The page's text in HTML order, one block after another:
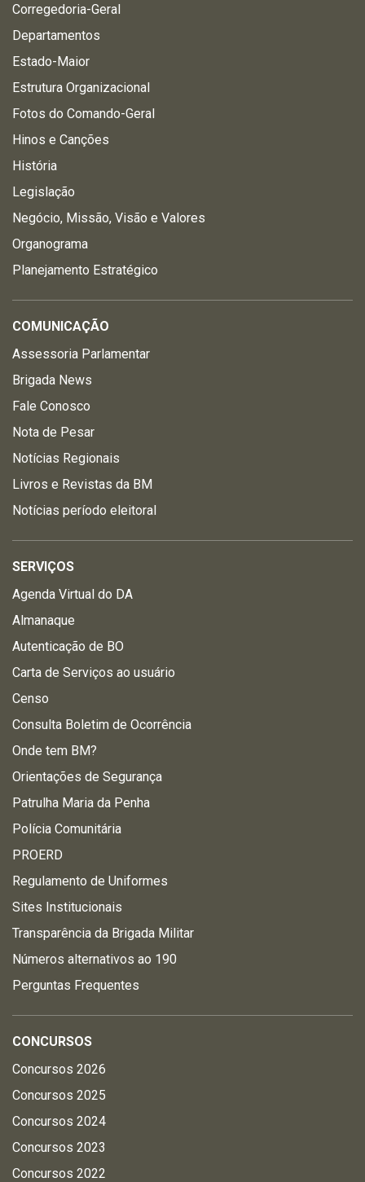
Corregedoria-Geral
Departamentos
Estado-Maior
Estrutura Organizacional
Fotos do Comando-Geral
Hinos e Canções
História
Legislação
Negócio, Missão, Visão e Valores
Organograma
Planejamento Estratégico
COMUNICAÇÃO
Assessoria Parlamentar
Brigada News
Fale Conosco
Nota de Pesar
Notícias Regionais
Livros e Revistas da BM
Notícias período eleitoral
SERVIÇOS
Agenda Virtual do DA
Almanaque
Autenticação de BO
Carta de Serviços ao usuário
Censo
Consulta Boletim de Ocorrência
Onde tem BM?
Orientações de Segurança
Patrulha Maria da Penha
Polícia Comunitária
PROERD
Regulamento de Uniformes
Sites Institucionais
Transparência da Brigada Militar
Números alternativos ao 190
Perguntas Frequentes
CONCURSOS
Concursos 2026
Concursos 2025
Concursos 2024
Concursos 2023
Concursos 2022